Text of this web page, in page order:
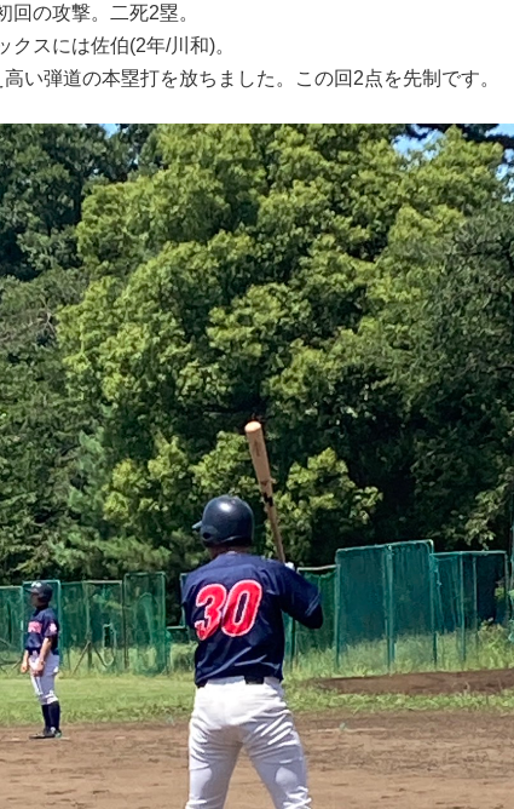
回の攻撃。二死2塁。
クスには佐伯(2年/川和)。
い弾道の本塁打を放ちました。この回2点を先制です。